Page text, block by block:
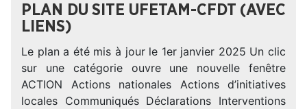
PLAN DU SITE UFETAM-CFDT (AVEC
LIENS)
Le plan a été mis à jour le 1er janvier 2025 Un clic
sur une catégorie ouvre une nouvelle fenêtre
ACTION Actions nationales Actions d’initiatives
locales Communiqués Déclarations Interventions